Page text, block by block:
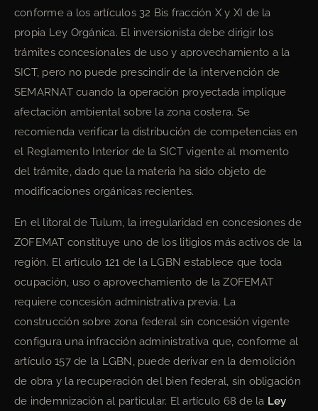
conforme a los artículos 32 Bis fracción X y XI de la
propia Ley Orgánica. El inversionista debe dirigir los
trámites concesionales de uso y aprovechamiento a la
SICT, pero no puede prescindir de la intervención de
SEMARNAT cuando la operación proyectada implique
afectación ambiental sobre la zona costera. Se
recomienda verificar la distribución de competencias en
el Reglamento Interior de la SICT vigente al momento
del trámite, dado que la materia ha sido objeto de
modificaciones orgánicas recientes.
En el litoral de Tulum, la irregularidad en concesiones de
ZOFEMAT constituye uno de los litigios más activos de la
región. El artículo 121 de la LGBN establece que toda
ocupación, uso o aprovechamiento de la ZOFEMAT
requiere concesión administrativa previa. La
construcción sobre zona federal sin concesión vigente
configura una infracción administrativa que, conforme al
artículo 157 de la LGBN, puede derivar en la demolición
de obra y la recuperación del bien federal, sin obligación
de indemnización al particular. El artículo 68 de la Ley